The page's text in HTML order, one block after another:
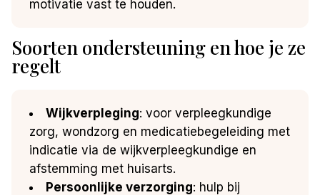
motivatie vast te houden.
Soorten ondersteuning en hoe je ze
regelt
Wijkverpleging: voor verpleegkundige
zorg, wondzorg en medicatiebegeleiding met
indicatie via de wijkverpleegkundige en
afstemming met huisarts.
Persoonlijke verzorging: hulp bij